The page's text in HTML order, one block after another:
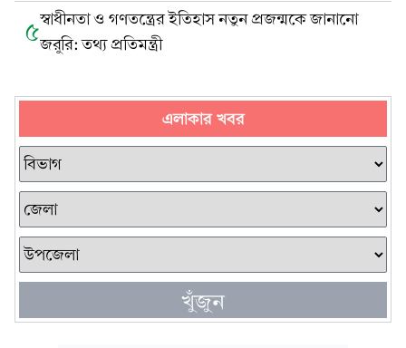
৫স্বাধীনতা ও গণতন্ত্রের ইতিহাস নতুন প্রজন্মকে জানানো
জরুরি: তথ্য প্রতিমন্ত্রী
এলাকার খবর
খুঁজুন